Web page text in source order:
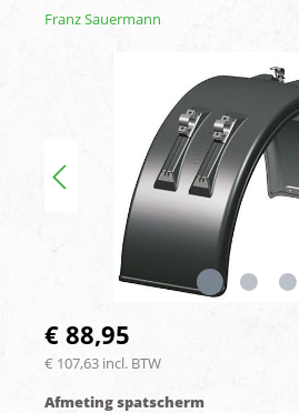
Franz Sauermann
€ 88,95
€ 107,63 incl. BTW
Afmeting spatscherm